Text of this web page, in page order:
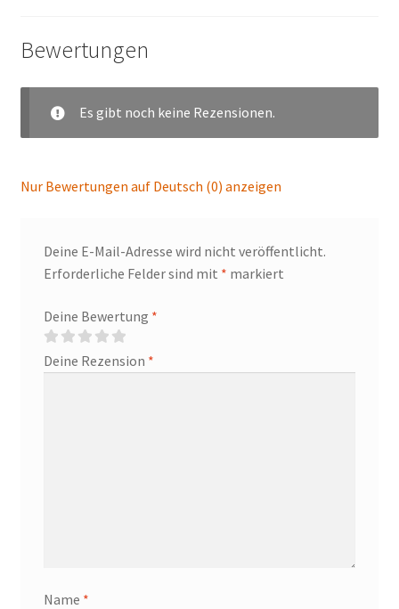
Bewertungen
Es gibt noch keine Rezensionen.
Nur Bewertungen auf Deutsch (0) anzeigen
Deine E-Mail-Adresse wird nicht veröffentlicht.
Erforderliche Felder sind mit * markiert
Deine Bewertung *
Deine Rezension *
Name *